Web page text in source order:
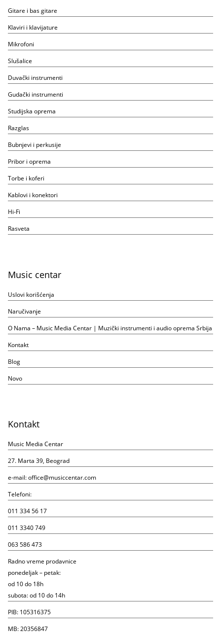
Gitare i bas gitare
Klaviri i klavijature
Mikrofoni
Slušalice
Duvački instrumenti
Gudački instrumenti
Studijska oprema
Razglas
Bubnjevi i perkusije
Pribor i oprema
Torbe i koferi
Kablovi i konektori
Hi-Fi
Rasveta
Music centar
Uslovi korišćenja
Naručivanje
O Nama – Music Media Centar | Muzički instrumenti i audio oprema Srbija
Kontakt
Blog
Novo
Kontakt
Music Media Centar
27. Marta 39, Beograd
e-mail:office@musiccentar.com
Telefoni:
011 334 56 17
011 3340 749
063 586 473
Radno vreme prodavnice
ponedeljak – petak:
od 10 do 18h
subota: od 10 do 14h
PIB: 105316375
MB: 20356847